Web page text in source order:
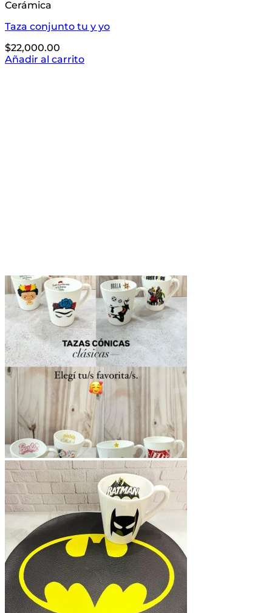
Cerámica
Taza conjunto tu y yo
$22,000.00
Añadir al carrito